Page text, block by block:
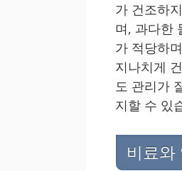
가 건조하
며, 과다한
가 적당하
지나치게
도 관리가
지할 수 있
비료와